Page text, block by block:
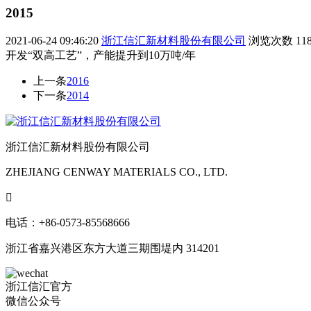
2015
2021-06-24 09:46:20 浙江信汇新材料股份有限公司 浏览次数
开发“双高工艺”，产能提升到10万吨/年
上一条2016
下一条2014
浙江信汇新材料股份有限公司
ZHEJIANG CENWAY MATERIALS CO., LTD.

电话：+86-0573-85568666
浙江省嘉兴港区东方大道三期围堤内 314201
浙江信汇官方
微信公众号